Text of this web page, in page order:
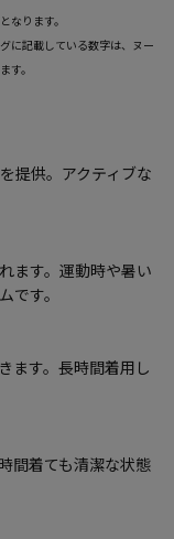
なります。
に記載している数字は、ヌー
す。
提供。アクティブな
ます。運動時や暑い
です。
ます。長時間着用し
間着ても清潔な状態